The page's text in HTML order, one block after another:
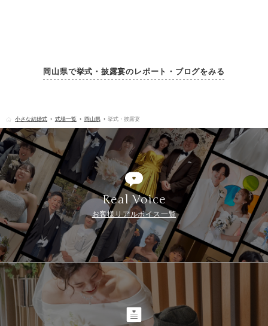
岡山県で挙式・披露宴のレポート・ブログをみる
小さな結婚式 式場一覧 岡山県 挙式・披露宴
Real Voice
お客様リアルボイス一覧